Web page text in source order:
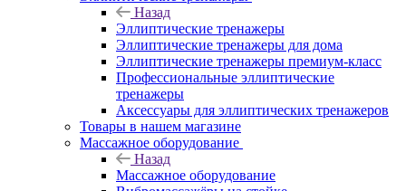
Назад
Эллиптические тренажеры
Эллиптические тренажеры для дома
Эллиптические тренажеры премиум-класс
Профессиональные эллиптические
тренажеры
Аксессуары для эллиптических тренажеров
Товары в нашем магазине
Массажное оборудование
Назад
Массажное оборудование